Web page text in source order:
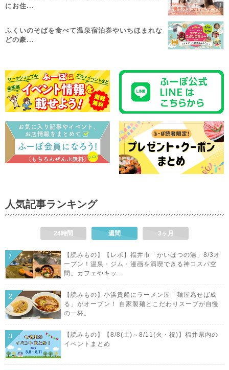
にお住...
ふくいのそばを食べて温泉宿泊券やいちほまれな
どの豪...
人気記事ランキング
24時間 週間 3ヶ月
【読みもの】【レポ】福井市「かいほつの湯」8/3オ
ープン！温泉・ジム・漫画を満喫できる神コスパ空
間。カフェやキッ...
【読みもの】小浜貴船にラーメン屋「麺屋為せば成
る」がオープン！ 自家製麺とこだわりスープが自慢
の一杯。
【読みもの】【8/8(土)～8/11(火・祝)】福井県内の
イベントまとめ